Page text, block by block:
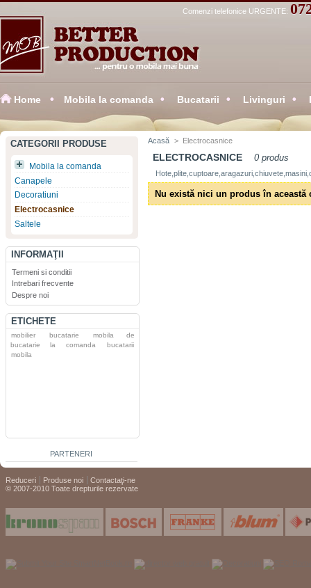
Comenzi telefonice URGENTE:
Home Mobila la comanda Bucatarii Livinguri
CATEGORII PRODUSE
Mobila la comanda
Canapele
Decoratiuni
Electrocasnice
Saltele
INFORMAŢII
Termeni si conditii
Intrebari frecvente
Despre noi
ETICHETE
mobilier bucatarie
mobila de
bucatarie la comanda
bucatarii
mobila
PARTENERI
Acasă > Electrocasnice
ELECTROCASNICE 0 produs
Nu există nici un produs în această
Reduceri Produse noi
Contactaţi-ne
© 2007-2010 Toate drepturile rezervate